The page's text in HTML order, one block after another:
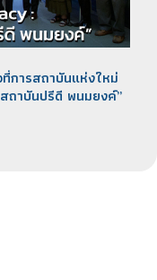
การสถาบันแห่งใหม่
ถาบันปรีดี พนมยงค์”